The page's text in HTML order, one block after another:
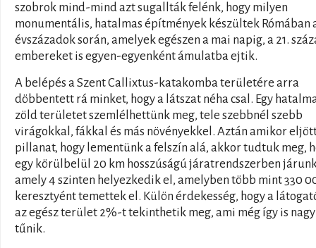
szobrok mind-mind azt sugallták felénk, hogy milyen
monumentális, hatalmas építmények készültek Rómában
évszázadok során, amelyek egészen a mai napig, a 21.
embereket is egyen-egyenként ámulatba ejtik.
A belépés a Szent Callixtus-katakomba területére arra
döbbentett rá minket, hogy a látszat néha csal. Egy
zöld területet szemlélhettünk meg, tele szebbnél szebb
virágokkal, fákkal és más növényekkel. Aztán amikor
pillanat, hogy lementünk a felszín alá, akkor tudtuk meg,
egy körülbelül 20 km hosszúságú járatrendszerben
amely 4 szinten helyezkedik el, amelyben több mint 330
keresztyént temettek el. Külön érdekesség, hogy a
az egész terület 2%-t tekinthetik meg, ami még így is
tűnik.